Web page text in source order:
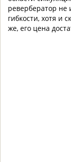
ревербератор не
гибкости, хотя и
же, его цена